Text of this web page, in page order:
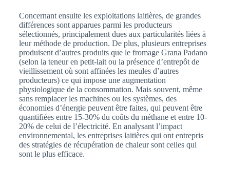
Concernant ensuite les exploitations laitières, de grandes
différences sont apparues parmi les producteurs
sélectionnés, principalement dues aux particularités liées à
leur méthode de production. De plus, plusieurs entreprises
produisent d’autres produits que le fromage Grana Padano
(selon la teneur en petit-lait ou la présence d’entrepôt de
vieillissement où sont affinées les meules d’autres
producteurs) ce qui impose une augmentation
physiologique de la consommation. Mais souvent, même
sans remplacer les machines ou les systèmes, des
économies d’énergie peuvent être faites, qui peuvent être
quantifiées entre 15-30% du coûts du méthane et entre 10-
20% de celui de l’électricité. En analysant l’impact
environnemental, les entreprises laitières qui ont entrepris
des stratégies de récupération de chaleur sont celles qui
sont le plus efficace.